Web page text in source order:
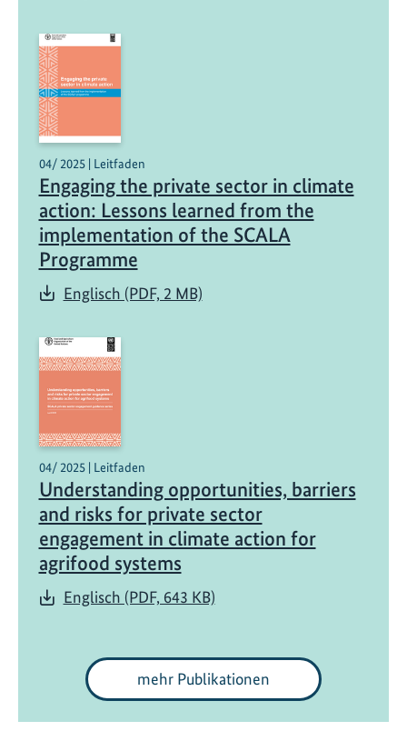
s
i
l
04/ 2025 | Leitfaden
Engaging the private sector in climate
action: Lessons learned from the
implementation of the SCALA
Programme
Englisch (PDF, 2 MB)
04/ 2025 | Leitfaden
Understanding opportunities, barriers
and risks for private sector
engagement in climate action for
agrifood systems
Englisch (PDF, 643 KB)
mehr Publikationen